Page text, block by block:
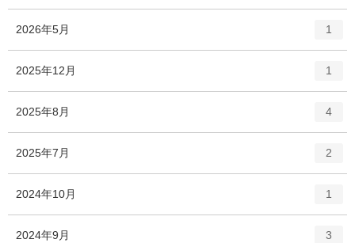
2026年5月
リ
ー
1
2025年12月
ー
1
2025年8月
ー
数
4
2025年7月
リ
ー
2
2024年10月 1
2024年9月 3